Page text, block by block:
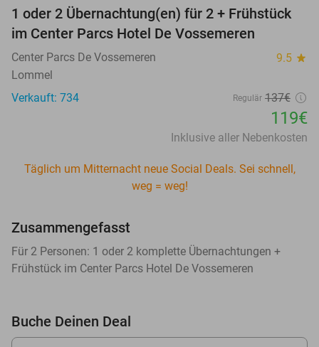
1 oder 2 Übernachtung(en) für 2 + Frühstück
im Center Parcs Hotel De Vossemeren
Center Parcs De Vossemeren 9.5 star
Lommel
Verkauft: 734
Regulär 137€
119€
Inklusive aller Nebenkosten
Täglich um Mitternacht neue Social Deals. Sei schnell,
weg = weg!
Zusammengefasst
Für 2 Personen: 1 oder 2 komplette Übernachtungen +
Frühstück im Center Parcs Hotel De Vossemeren
Buche Deinen Deal